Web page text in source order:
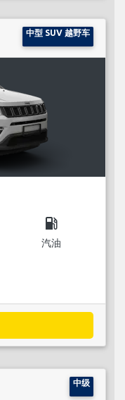
中型 SUV 越野车
local_gas_station
汽油
中级